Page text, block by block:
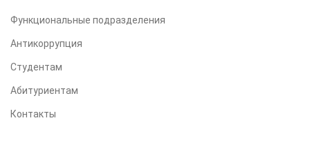
Функциональные подразделения
Антикоррупция
Студентам
Абитуриентам
Контакты